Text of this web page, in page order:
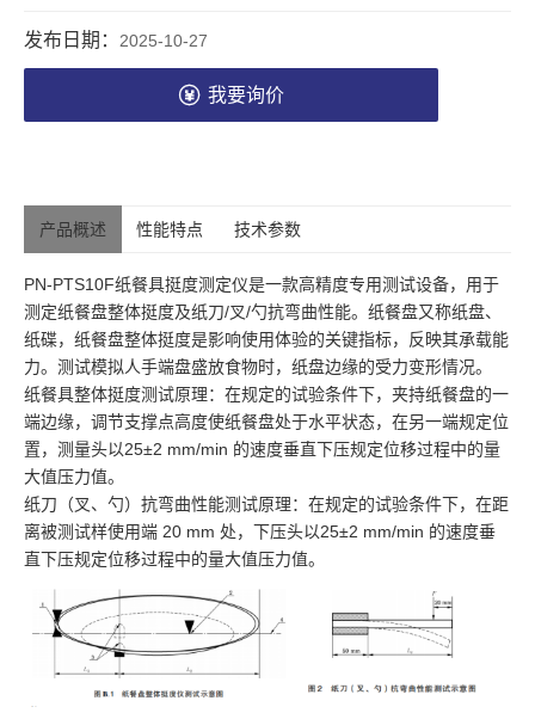
发布日期： 2025-10-27
我要询价
产品概述 性能特点 技术参数
PN-PTS10F纸餐具挺度测定仪是一款高精度专用测试设备，用于
测定纸餐盘整体挺度及纸刀/叉/勺抗弯曲性能。纸餐盘又称纸盘、
纸碟，纸餐盘整体挺度是影响使用体验的关键指标，反映其承载能
力。测试模拟人手端盘盛放食物时，纸盘边缘的受力变形情况。
纸餐具整体挺度测试原理：在规定的试验条件下，夹持纸餐盘的一
端边缘，调节支撑点高度使纸餐盘处于水平状态，在另一端规定位
置，测量头以25±2 mm/min 的速度垂直下压规定位移过程中的量
大值压力值。
纸刀（叉、勺）抗弯曲性能测试原理：在规定的试验条件下，在距
离被测试样使用端 20 mm 处，下压头以25±2 mm/min 的速度垂
直下压规定位移过程中的量大值压力值。